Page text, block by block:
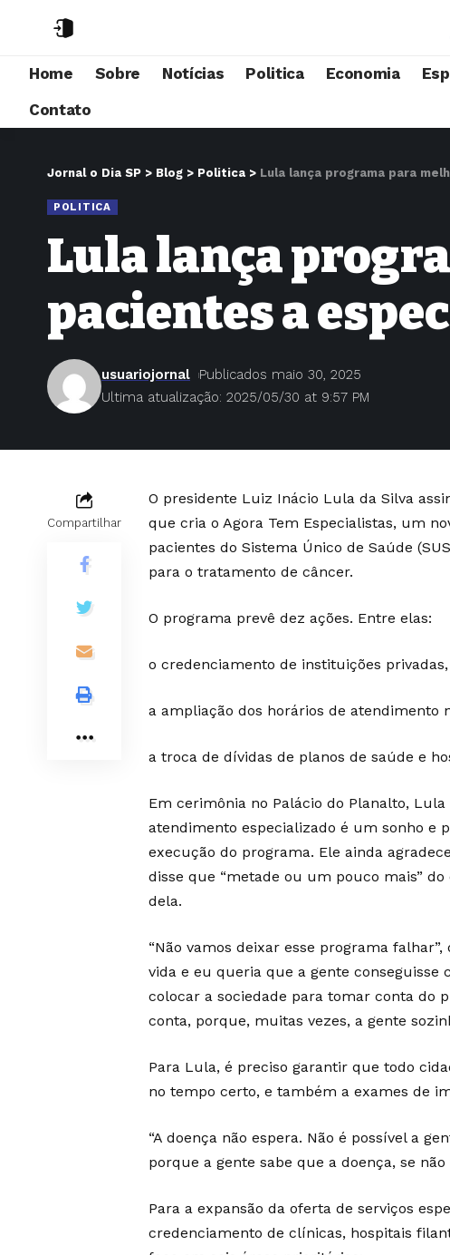
Home Sobre Notícias Politica Economia
Contato
Jornal o Dia SP > Blog > Politica > Lula lança programa para
POLITICA
Lula lança
pacientes a
Ultima atualização: 2025/05/30 at 9:57 PM
usuariojornal Publicados maio 30, 2025
Compartilhar
O presidente Luiz Inácio Lula da Silva
que cria o Agora Tem Especialistas, um
pacientes do Sistema Único de Saúde
para o tratamento de câncer.
O programa prevê dez ações. Entre elas:
o credenciamento de instituições privadas,
a ampliação dos horários de atendimento
a troca de dívidas de planos de saúde e
Em cerimônia no Palácio do Planalto,
atendimento especializado é um sonho e
execução do programa. Ele ainda
disse que “metade ou um pouco mais”
dela.
“Não vamos deixar esse programa
vida e eu queria que a gente
colocar a sociedade para tomar conta do
conta, porque, muitas vezes, a gente
Para Lula, é preciso garantir que todo
no tempo certo, e também a exames de
“A doença não espera. Não é possível a
porque a gente sabe que a doença, se
Para a expansão da oferta de serviços
credenciamento de clínicas, hospitais